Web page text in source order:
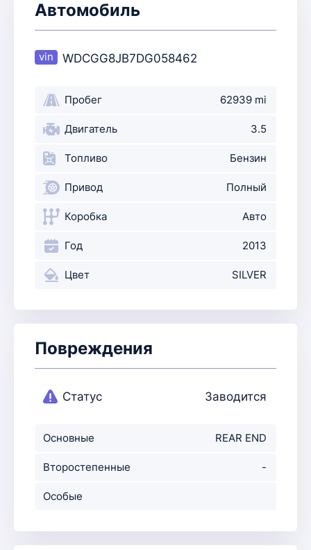
Автомобиль
WDCGG8JB7DG058462
Пробег 62939 mi
Двигатель 3.5
Топливо Бензин
Привод Полный
Коробка Авто
Год 2013
Цвет SILVER
Повреждения
Статус Заводится
Основные
повреждения
REAR END
Второстепенные
повр-ния
-
Особые